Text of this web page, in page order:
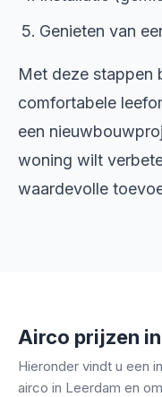
Genieten van
Met deze stappen
comfortabele
een
woning wilt
waardevolle
Airco prijzen
Hieronder vindt u een
airco in Leerdam en